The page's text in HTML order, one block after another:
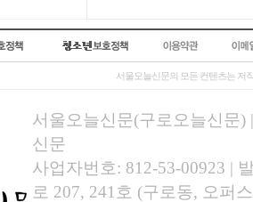
서울오늘신문의 모든 컨텐츠는 저
서울오늘신문(구로오늘신문)
신문
사업자번호: 812-53-00923 |
로 207, 241호 (구로동, 오퍼